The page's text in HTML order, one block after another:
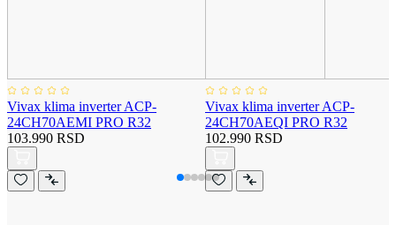
Vivax klima inverter ACP-
24CH70AEMI PRO R32
103.990 RSD
Vivax klima inverter ACP-
24CH70AEQI PRO R32
102.990 RSD